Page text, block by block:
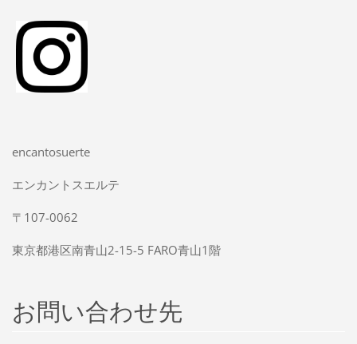
encantosuerte
エンカントスエルテ
〒107-0062
東京都港区南青山2-15-5 FARO青山1階
お問い合わせ先